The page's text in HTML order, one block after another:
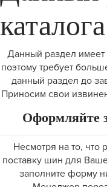
Данный раздел
поэтому требует
данный раздел до
Приносим свои
Оформляйте
Несмотря на то, что
поставку шин для
заполните форму